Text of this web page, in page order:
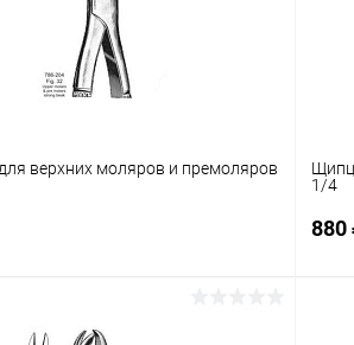
верхних моляров и премоляров
В корзину
1/4
880